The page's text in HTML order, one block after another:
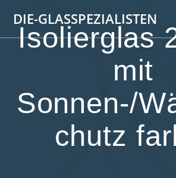
DIE-GLASSPEZIALISTEN
Isolierglas
mit
Sonnen-/
chutz